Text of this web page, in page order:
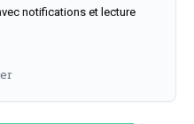
notifications et lecture